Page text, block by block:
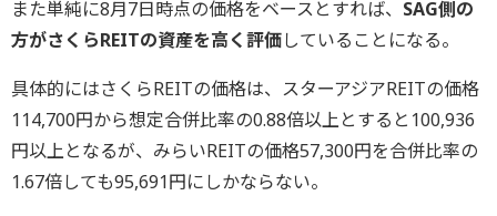
また単純に8月7日時点の価格をベースとすれば、 SAG側の
方がさくらREITの資産を高く評価していることになる。
具体的にはさくらREITの価格は、スターアジアREITの価格
114,700円から想定合併比率の0.88倍以上とすると100,936
円以上となるが、みらいREITの価格57,300円を合併比率の
1.67倍しても95,691円にしかならない。